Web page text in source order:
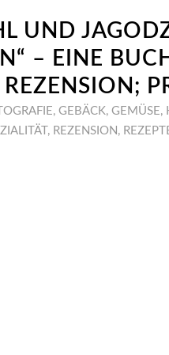
UND
– EINE
REZENSION;
, GEBÄCK, GEMÜSE,
, REZENSION ,